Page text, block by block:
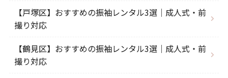
【戸塚区】おすすめの振袖レンタル3選｜成人式・前
撮り対応
【鶴見区】おすすめの振袖レンタル3選｜成人式・前
撮り対応